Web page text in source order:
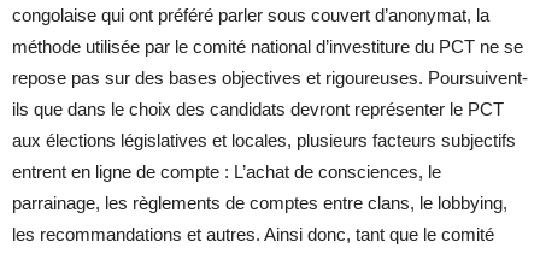
congolaise qui ont préféré parler sous couvert d’anonymat, la
méthode utilisée par le comité national d’investiture du PCT ne se
repose pas sur des bases objectives et rigoureuses. Poursuivent-
ils que dans le choix des candidats devront représenter le PCT
aux élections législatives et locales, plusieurs facteurs subjectifs
entrent en ligne de compte : L’achat de consciences, le
parrainage, les règlements de comptes entre clans, le lobbying,
les recommandations et autres. Ainsi donc, tant que le comité